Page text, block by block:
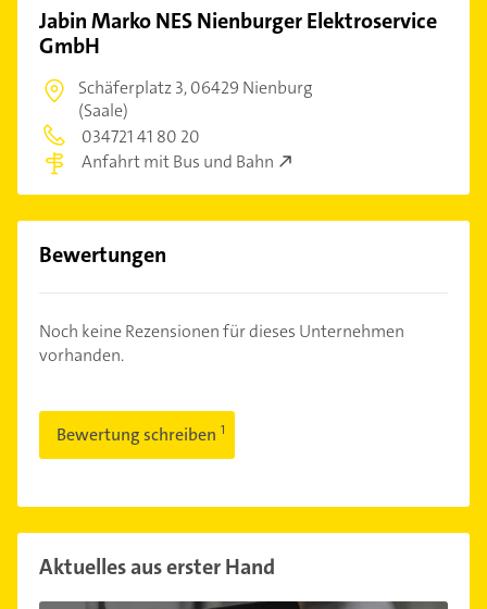
Jabin Marko NES Nienburger Elektroservice
GmbH
Schäferplatz 3,06429 Nienburg
(Saale)
034721 41 80 20
Anfahrt mit Bus und Bahn
Bewertungen
Noch keine Rezensionen für dieses Unternehmen
vorhanden.
Bewertung schreiben
Aktuelles aus erster Hand